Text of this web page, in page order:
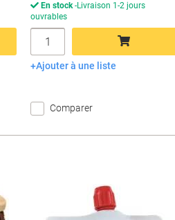
En stock Livraison 1-2 jours
ouvrables
Quantité
Ajouter au panier
Ajouter à une liste
Comparer